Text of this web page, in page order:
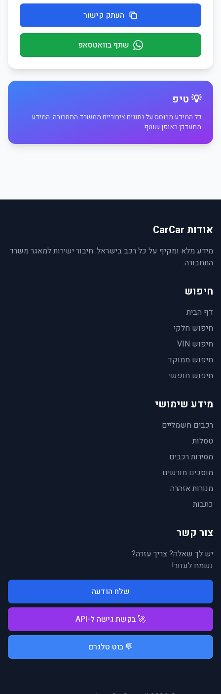
העתק קישור
שתף בוואטסאפ
💡 טיפ
כל המידע מבוסס על נתונים ציבוריים ממשרד התחבורה. המידע
מתעדכן באופן שוטף.
אודות CarCar
מידע מלא ומקיף על כל רכב בישראל. חיבור ישירות למאגר משרד
התחבורה.
חיפוש
דף הבית
חיפוש חלקי
חיפוש VIN
חיפוש ממוקד
חיפוש חופשי
מידע שימושי
רכבים חשמליים
טסלות
מסירות רכבים
מוסכים מורשים
מנורות אזהרה
כתבות
צור קשר
יש לך שאלה? צריך עזרה?
נשמח לעזור!
שלח הודעה
🚀 בקשת גישה ל-API
💬 בוט טלגרם